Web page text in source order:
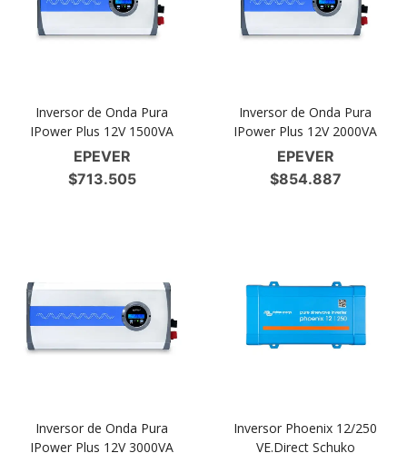
Inversor de Onda Pura
IPower Plus 12V 1500VA
EPEVER
$713.505
Inversor de Onda Pura
IPower Plus 12V 2000VA
EPEVER
$854.887
Inversor de Onda Pura
IPower Plus 12V 3000VA
Inversor Phoenix 12/250
VE.Direct Schuko